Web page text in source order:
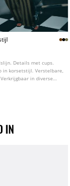
Details met cups.
in korsetstijl. Verstelbare,
in diverse
IN